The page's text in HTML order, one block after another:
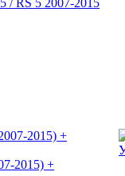
/ RS 5 2007-2015
2015) +